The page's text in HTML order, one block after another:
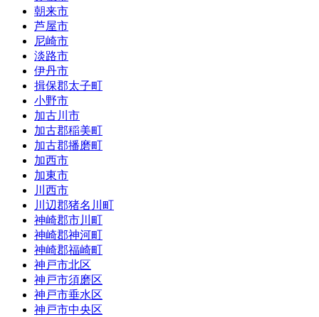
朝来市
芦屋市
尼崎市
淡路市
伊丹市
揖保郡太子町
小野市
加古川市
加古郡稲美町
加古郡播磨町
加西市
加東市
川西市
川辺郡猪名川町
神崎郡市川町
神崎郡神河町
神崎郡福崎町
神戸市北区
神戸市須磨区
神戸市垂水区
神戸市中央区